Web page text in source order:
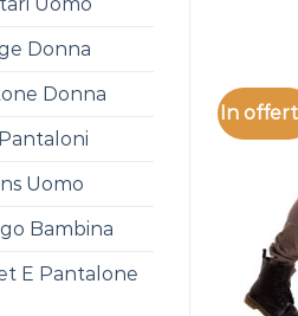
Donna
Donna
Uomo
Bambina
E Pantalone
In